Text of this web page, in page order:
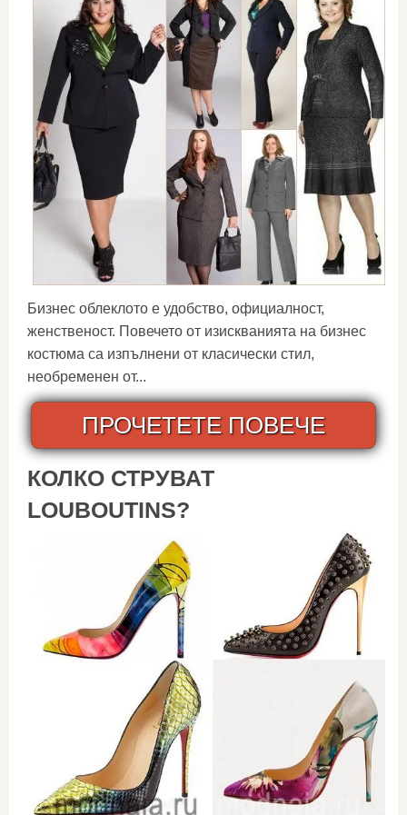
Бизнес облеклото е удобство, официалност,
женственост. Повечето от изискванията на бизнес
костюма са изпълнени от класически стил,
необременен от...
ПРОЧЕТЕТЕ ПОВЕЧЕ
КОЛКО СТРУВАТ
LOUBOUTINS?